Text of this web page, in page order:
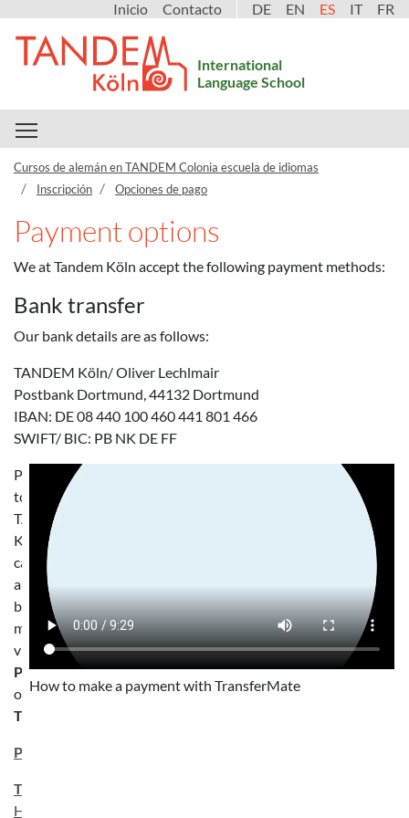
Inicio Contacto DE EN ES IT FR
International
Language School
Cursos de alemán en TANDEM Colonia escuela de idiomas
Inscripción
Opciones de pago
Payment options
We at Tandem Köln accept the following payment methods:
Bank transfer
Our bank details are as follows:
TANDEM Köln/ Oliver Lechlmair
Postbank Dortmund, 44132 Dortmund
IBAN: DE 08 440 100 460 441 801 466
SWIFT/ BIC: PB NK DE FF
How to make a payment with TransferMate
Payments
to
TANDEM
Köln
can
also
be
made
via
PayPal
or
TransferMate
PayPal.me
TransferMate
Here